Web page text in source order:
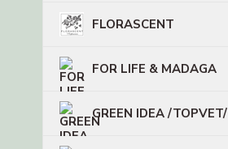
FLORASCENT
FOR LIFE & MADAGA
GREEN IDEA /TOPVET/